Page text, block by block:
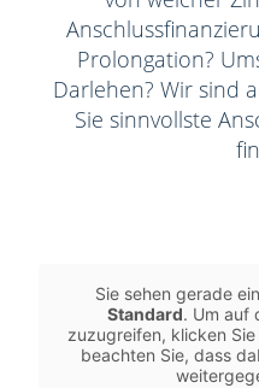
Prolongation?
Darlehen? Wir sind
Sie sinnvollste
Sie sehen gerade
Standard. Um auf
zuzugreifen, klicken
beachten Sie, dass